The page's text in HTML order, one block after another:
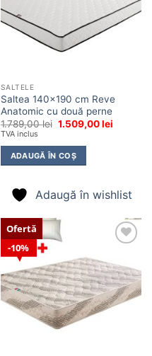
SALTELE
Saltea 140×190 cm Reve
Anatomic cu două perne
1.789,00lei Prețul
fost:
1.789,00 lei.
1.509,00leiPrețul
TVA inclus
ADAUGĂ ÎN COȘ
Adaugă în wishlist
10%
Ofertă
în
wishlist